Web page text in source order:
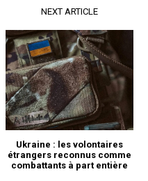
NEXT ARTICLE
Ukraine : les volontaires
étrangers reconnus comme
combattants à part entière